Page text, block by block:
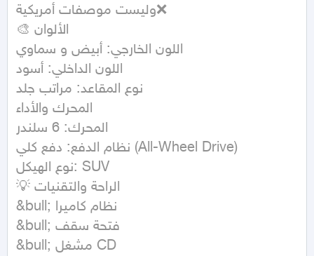
وليست موصفات أمريكية❌
🎨 الألوان
اللون الخارجي: أبيض و سماوي
اللون الداخلي: أسود
نوع المقاعد: مراتب جلد
المحرك والأداء
المحرك: 6 سلندر
نظام الدفع: دفع كلي (All-Wheel Drive)
نوع الهيكل: SUV
💡 الراحة والتقنيات
&bull; نظام كاميرا
&bull; فتحة سقف
&bull; مشغل CD